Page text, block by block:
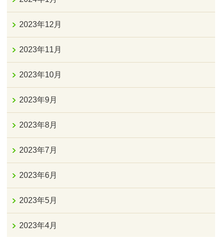
2023年12月
2023年11月
2023年10月
2023年9月
2023年8月
2023年7月
2023年6月
2023年5月
2023年4月